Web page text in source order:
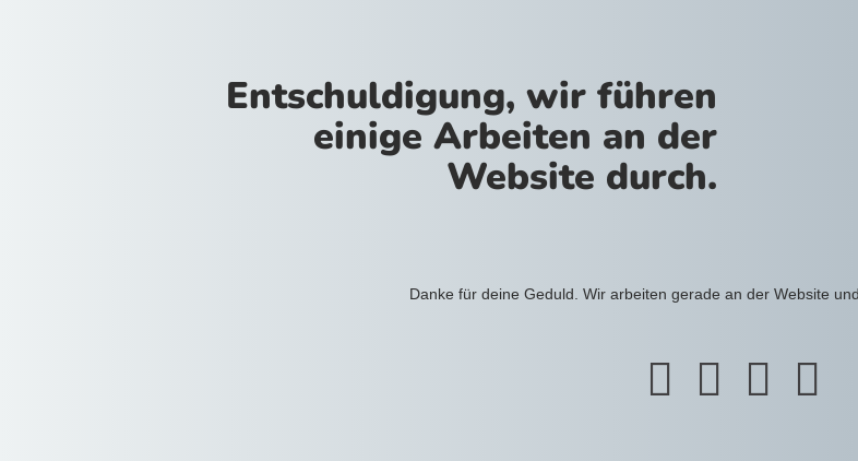
Entschuldigung, wir führen
einige Arbeiten an der
Website durch.
Danke für deine Geduld. Wir arbeiten gerade an der Website